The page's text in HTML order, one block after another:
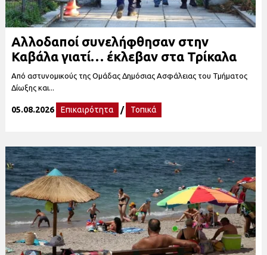
Αλλοδαποί συνελήφθησαν στην
Καβάλα γιατί… έκλεβαν στα Τρίκαλα
Από αστυνομικούς της Ομάδας Δημόσιας Ασφάλειας του Τμήματος
Δίωξης και...
05.08.2026 Επικαιρότητα / Τοπικά